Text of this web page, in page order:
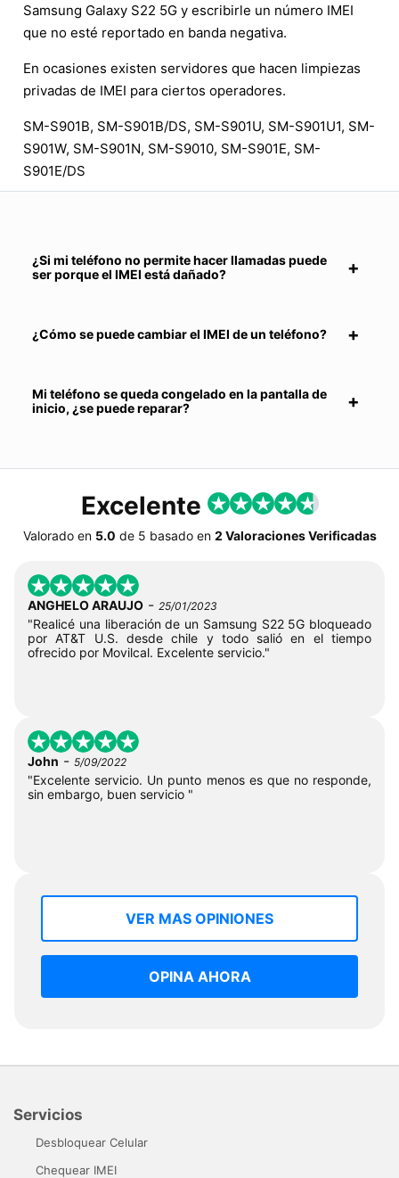
Samsung Galaxy S22 5G y escribirle un número IMEI
que no esté reportado en banda negativa.
En ocasiones existen servidores que hacen limpiezas
privadas de IMEI para ciertos operadores.
SM-S901B, SM-S901B/DS, SM-S901U, SM-S901U1, SM-
S901W, SM-S901N, SM-S9010, SM-S901E, SM-
S901E/DS
¿Si mi teléfono no permite hacer llamadas puede
ser porque el IMEI está dañado?
¿Cómo se puede cambiar el IMEI de un teléfono?
Mi teléfono se queda congelado en la pantalla de
inicio, ¿se puede reparar?
Excelente
Valorado en 5.0 de 5 basado en 2 Valoraciones Verificadas
ANGHELO ARAUJO - 25/01/2023
"Realicé una liberación de un Samsung S22 5G bloqueado
por AT&T U.S. desde chile y todo salió en el tiempo
ofrecido por Movilcal. Excelente servicio."
John - 5/09/2022
"Excelente servicio. Un punto menos es que no responde,
sin embargo, buen servicio "
VER MAS OPINIONES
OPINA AHORA
Servicios
Desbloquear Celular
Chequear IMEI